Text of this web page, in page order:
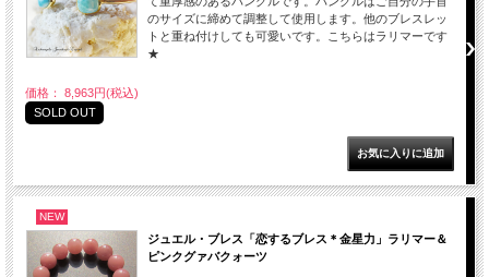
のサイズに締めて調整して使用します。他のブレスレッ
トと重ね付けしても可愛いです。こちらはラリマーです
★
価格： 8,963円(税込)
SOLD OUT
NEW
ジュエル・ブレス「恋するブレス＊金星力」ラリマー＆
ピンクグァバクォーツ